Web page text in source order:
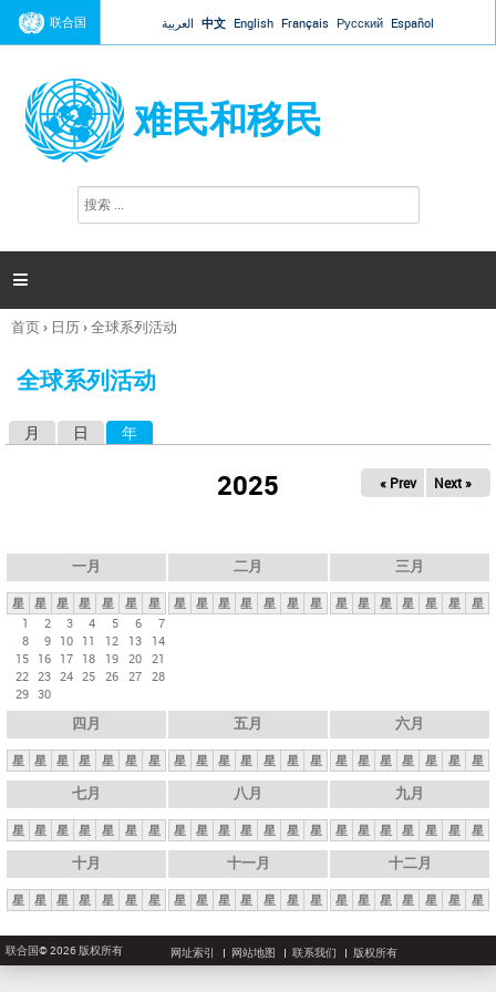
Jump to navigation
联合国 العربية 中文 English Français Русский Español
难民和移民
搜
索

你
这
首页› 日历›全球系列活动
全球系列活动
月 日 年
2025 « Prev Next »
一月
星 星 星 星 星 星
星
1
2 3 4 5 6
7
8
9 10 11 12 13
14
15 16 17 18 19 20 21
22 23 24 25 26 27 28
29 30
二月
星 星 星 星 星 星 星
三月
星 星 星 星 星 星 星
四月
星 星 星 星 星 星 星
五月
星 星 星 星 星 星 星
六月
星 星 星 星 星 星 星
七月
星 星 星 星 星 星 星
八月
星 星 星 星 星 星 星
九月
星 星 星 星 星 星 星
十月
星 星 星 星 星 星 星
十一月
星 星 星 星 星 星 星
十二月
星 星 星 星 星 星 星
联合国© 2026 版权所有 网址索引 网站地图 联系我们 版权所有